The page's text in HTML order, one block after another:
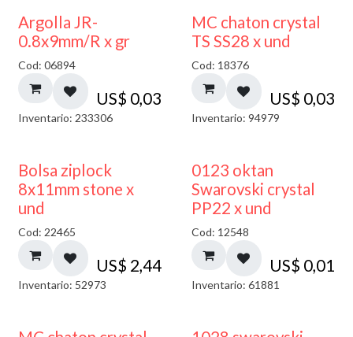
Argolla JR-
0.8x9mm/R x gr
Cod: 06894
US$ 0,03
Inventario: 233306
MC chaton crystal
TS SS28 x und
Cod: 18376
US$ 0,03
Inventario: 94979
¡NUEVO!
Bolsa ziplock
8x11mm stone x
und
Cod: 22465
US$ 2,44
Inventario: 52973
0123 oktan
Swarovski crystal
PP22 x und
Cod: 12548
US$ 0,01
Inventario: 61881